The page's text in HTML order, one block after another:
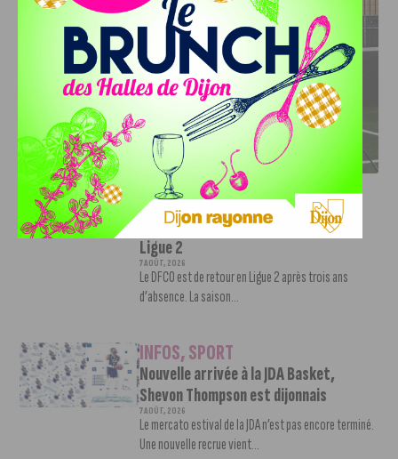
DFCO : RENCONTRE AVEC PIERRE-HENRI DEBALLON,
L’ARTISAN DE LA MONTÉE EN LIGUE 2
INFOS,SPORT
DFCO : Rencontre avec Pierre-Henri
Deballon, l’artisan de la montée en
Ligue 2
7 AOÛT, 2026
Le DFCO est de retour en Ligue 2 après trois ans
d’absence. La saison...
INFOS,SPORT
Nouvelle arrivée à la JDA Basket,
Shevon Thompson est dijonnais
7 AOÛT, 2026
Le mercato estival de la JDA n’est pas encore terminé.
Une nouvelle recrue vient...